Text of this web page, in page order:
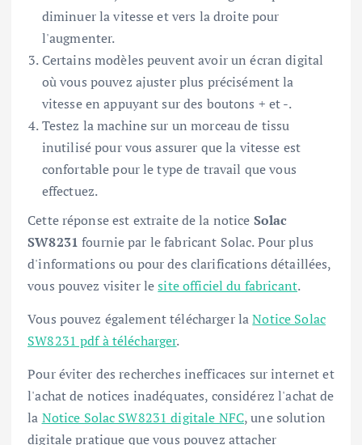
diminuer la vitesse et vers la droite pour
l'augmenter.
Certains modèles peuvent avoir un écran digital
où vous pouvez ajuster plus précisément la
vitesse en appuyant sur des boutons + et -.
Testez la machine sur un morceau de tissu
inutilisé pour vous assurer que la vitesse est
confortable pour le type de travail que vous
effectuez.
Cette réponse est extraite de la notice Solac
SW8231 fournie par le fabricant Solac. Pour plus
d'informations ou pour des clarifications détaillées,
vous pouvez visiter lesite officiel du fabricant.
Vous pouvez également télécharger laNotice Solac
SW8231 pdf à télécharger.
Pour éviter des recherches inefficaces sur internet et
l'achat de notices inadéquates, considérez l'achat de
la Notice Solac SW8231 digitale NFC, une solution
digitale pratique que vous pouvez attacher